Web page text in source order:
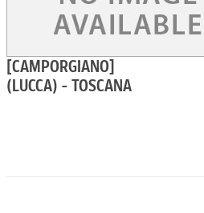
[CAMPORGIANO]
(LUCCA) - TOSCANA